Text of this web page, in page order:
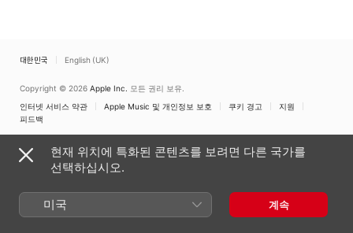
대한민국 English (UK)
Copyright © 2026 Apple Inc. 모든 권리 보유.
인터넷 서비스 약관
Apple Music 및 개인정보 보호 쿠키 경고
지원
피드백
현재 위치에 특화된 콘텐츠를 보려면 다른 국가를
선택하십시오.
미국 계속